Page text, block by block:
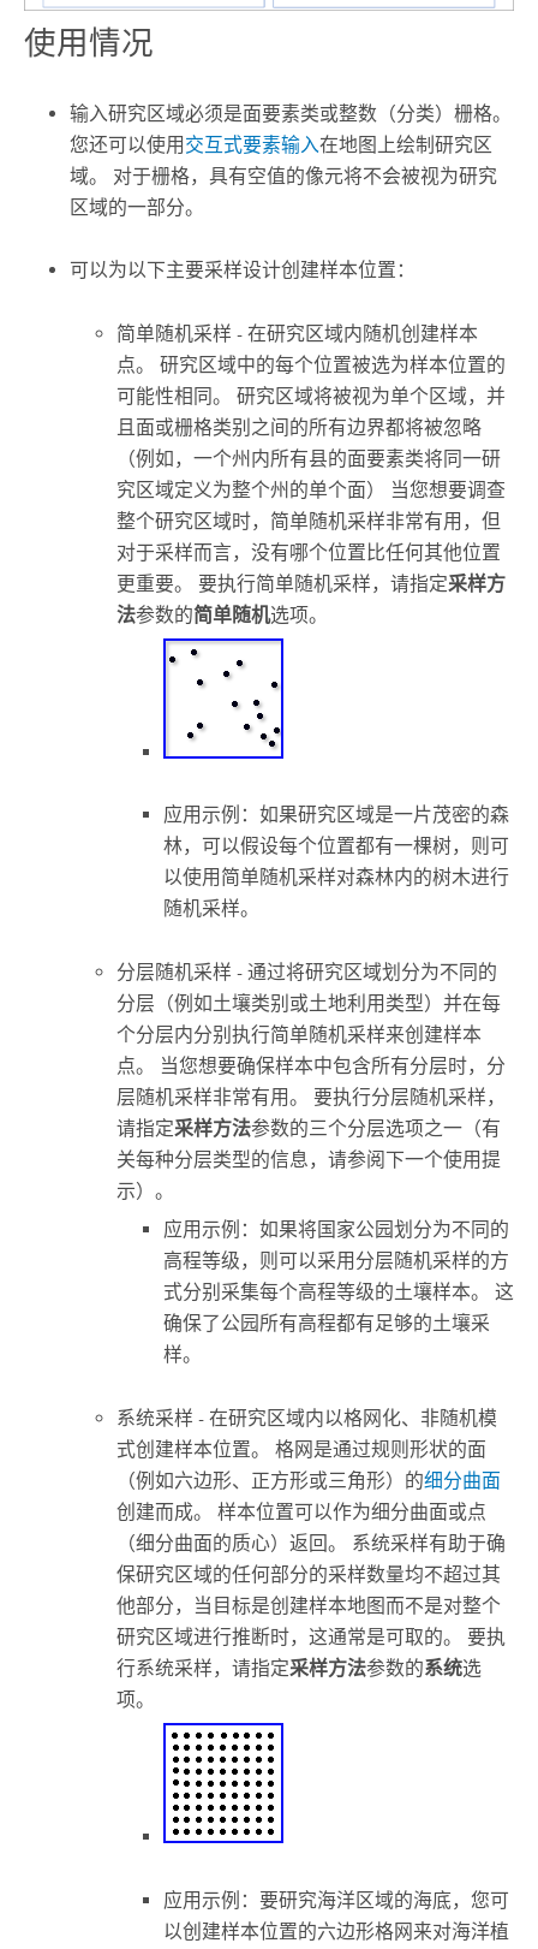
使用情况
输入研究区域必须是面要素类或整数（分类）栅格。
您还可以使用 交互式要素输入在地图上绘制研究区
域。 对于栅格，具有空值的像元将不会被视为研究
区域的一部分。
可以为以下主要采样设计创建样本位置：
简单随机采样 - 在研究区域内随机创建样本
点。 研究区域中的每个位置被选为样本位置的
可能性相同。 研究区域将被视为单个区域，并
且面或栅格类别之间的所有边界都将被忽略
（例如，一个州内所有县的面要素类将同一研
究区域定义为整个州的单个面） 当您想要调查
整个研究区域时，简单随机采样非常有用，但
对于采样而言，没有哪个位置比任何其他位置
更重要。 要执行简单随机采样，请指定采样方
法参数的简单随机选项。
应用示例：如果研究区域是一片茂密的森
林，可以假设每个位置都有一棵树，则可
以使用简单随机采样对森林内的树木进行
随机采样。
分层随机采样 - 通过将研究区域划分为不同的
分层（例如土壤类别或土地利用类型）并在每
个分层内分别执行简单随机采样来创建样本
点。 当您想要确保样本中包含所有分层时，分
层随机采样非常有用。 要执行分层随机采样，
请指定采样方法参数的三个分层选项之一（有
关每种分层类型的信息，请参阅下一个使用提
示）。
应用示例：如果将国家公园划分为不同的
高程等级，则可以采用分层随机采样的方
式分别采集每个高程等级的土壤样本。 这
确保了公园所有高程都有足够的土壤采
样。
系统采样 - 在研究区域内以格网化、非随机模
式创建样本位置。 格网是通过规则形状的面
（例如六边形、正方形或三角形）的细分曲面
创建而成。 样本位置可以作为细分曲面或点
（细分曲面的质心）返回。 系统采样有助于确
保研究区域的任何部分的采样数量均不超过其
他部分，当目标是创建样本地图而不是对整个
研究区域进行推断时，这通常是可取的。 要执
行系统采样，请指定采样方法参数的系统选
项。
应用示例：要研究海洋区域的海底，您可
以创建样本位置的六边形格网来对海洋植